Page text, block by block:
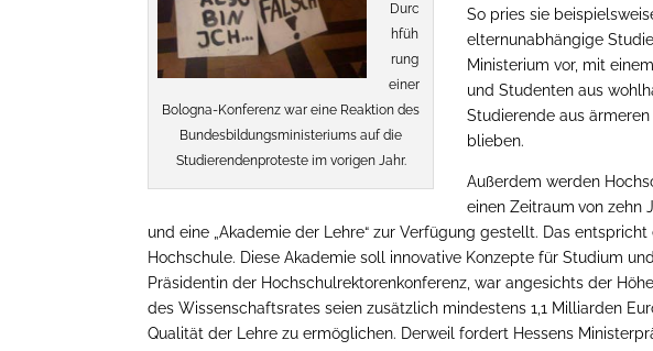
Durc
hfüh
rung
einer
Bologna-Konferenz war eine Reaktion des
Bundesbildungsministeriums auf die
Studierendenproteste im vorigen Jahr.
So pries sie
elternunabhängige
Ministerium vor, mit
und Studenten aus
Studierende aus
blieben.
Außerdem werden
einen Zeitraum von zehn
und eine „Akademie der Lehre“ zur Verfügung gestellt. Das
Hochschule. Diese Akademie soll innovative Konzepte für Studium
Präsidentin der Hochschulrektorenkonferenz, war angesichts der
des Wissenschaftsrates seien zusätzlich mindestens 1,1 Milliarden
Qualität der Lehre zu ermöglichen. Derweil fordert Hessens